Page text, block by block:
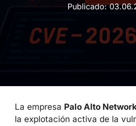
Publicado:
La empresa Palo Alto
confirmado la explotación